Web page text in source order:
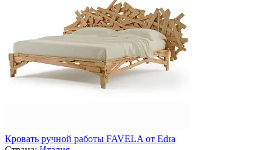
Кровать ручной работы FAVELA от Edra